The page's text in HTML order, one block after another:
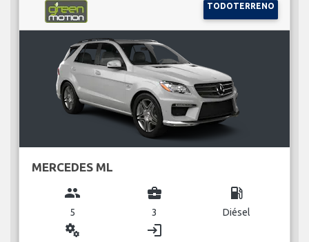
TODOTERRENO
MERCEDES ML
group
5
business_center
3
local_gas_station
Diésel
miscellaneous_services login